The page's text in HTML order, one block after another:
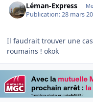
Léman-Express
Publication:28 mars
Il faudrait trouver une
roumains ! okok